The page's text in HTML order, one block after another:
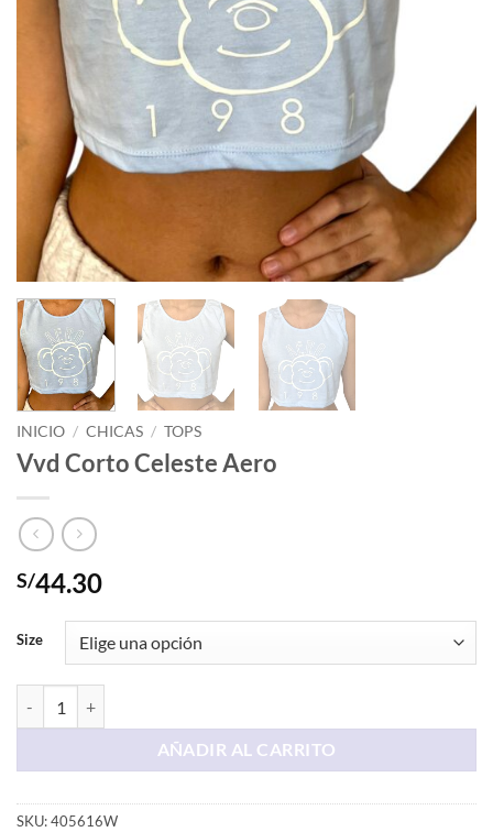
INICIO / CHICAS / TOPS
Vvd Corto Celeste Aero
S/44.30
Size
AÑADIR AL CARRITO
SKU:405616W